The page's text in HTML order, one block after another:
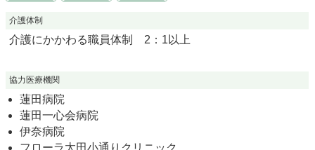
介護体制
介護にかかわる職員体制 2：1以上
協力医療機関
蓮田病院
蓮田一心会病院
伊奈病院
フローラ太田小通りクリニック